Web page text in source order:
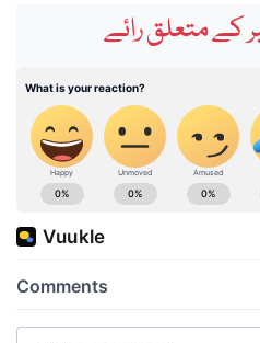
متعلق رائے